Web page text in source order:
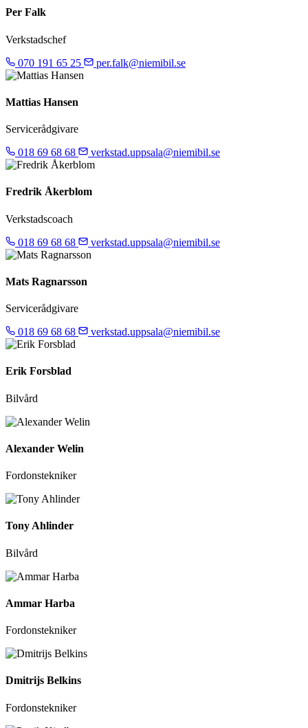
Per Falk
Verkstadschef
070 191 65 25
per.falk@niemibil.se
Mattias Hansen
Servicerådgivare
018 69 68 68
verkstad.uppsala@niemibil.se
Fredrik Åkerblom
Verkstadscoach
018 69 68 68
verkstad.uppsala@niemibil.se
Mats Ragnarsson
Servicerådgivare
018 69 68 68
verkstad.uppsala@niemibil.se
Erik Forsblad
Bilvård
Alexander Welin
Fordonstekniker
Tony Ahlinder
Bilvård
Ammar Harba
Fordonstekniker
Dmitrijs Belkins
Fordonstekniker